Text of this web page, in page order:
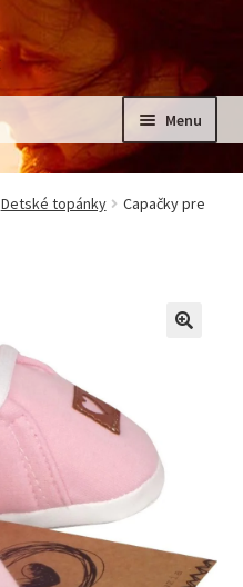
Menu
Detské topánky
Capačky pre